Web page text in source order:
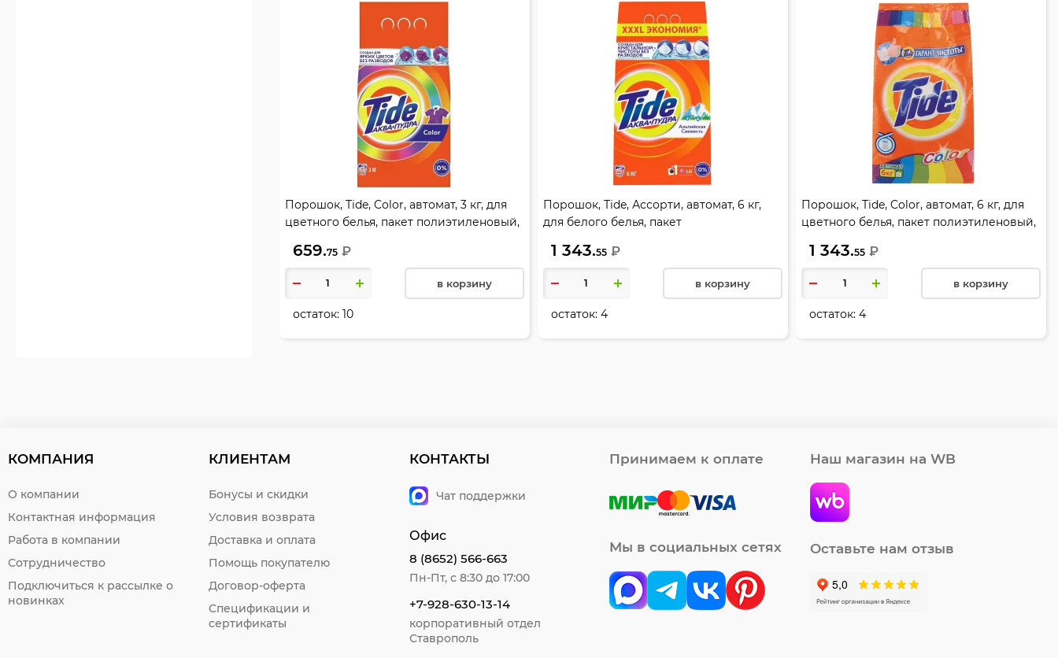
Порошок, Tide, Color, автомат, 3 кг, для
цветного белья, пакет полиэтиленовый,
659.75 ₽
в корзину
остаток: 10
Порошок, Tide, Ассорти, автомат, 6 кг,
для белого белья, пакет
1 343.55 ₽
в корзину
остаток: 4
Порошок, Tide, Color, автомат, 6 кг, для
цветного белья, пакет полиэтиленовый,
1 343.55 ₽
в корзину
остаток: 4
КОМПАНИЯ
О компании
Контактная информация
Работа в компании
Сотрудничество
Подключиться к рассылке о
новинках
КЛИЕНТАМ
Бонусы и скидки
Условия возврата
Доставка и оплата
Помощь покупателю
Договор-оферта
Спецификации и
сертификаты
КОНТАКТЫ
Чат поддержки
Офис
8 (8652) 566-663
Пн-Пт, с 8:30 до 17:00
+7-928-630-13-14
корпоративный отдел
Ставрополь
Принимаем к оплате
Мы в социальных сетях
Наш магазин на WB
Оставьте нам отзыв